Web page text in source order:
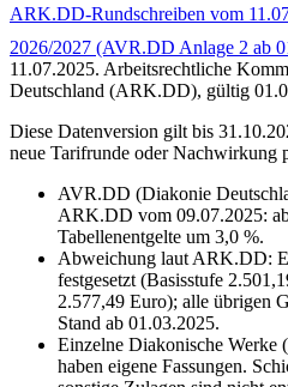
ARK.DD-Rundschreiben vom
2026/2027 (AVR.DD Anlage 2 ab
11.07.2025. Arbeitsrechtliche
Deutschland (ARK.DD), gültig
Diese Datenversion gilt bis
neue Tarifrunde oder Nachwirkung
AVR.DD (Diakonie
ARK.DD vom 09.07.2025:
Tabellenentgelte um 3,0 %.
Abweichung laut ARK.DD:
festgesetzt (Basisstufe
2.577,49 Euro); alle übrigen
Stand ab 01.03.2025.
Einzelne Diakonische
haben eigene Fassungen.